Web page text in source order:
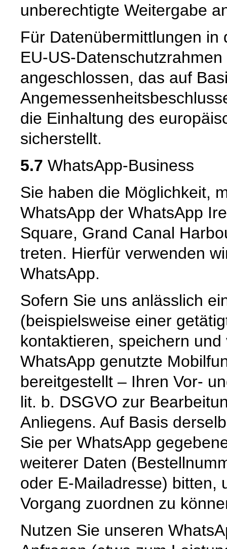
unberechtigte Weitergabe
Für Datenübermittlungen in
EU-US-
angeschlossen, das auf
die Einhaltung des
sicherstellt.
5.7 WhatsApp-Business
Sie haben die Möglichkeit,
WhatsApp der WhatsApp
Square, Grand Canal
treten. Hierfür verwenden
WhatsApp.
Sofern Sie uns anlässlich
(beispielsweise einer
kontaktieren, speichern
WhatsApp genutzte
bereitgestellt – Ihren Vor-
lit. b. DSGVO zur
Anliegens. Auf Basis
Sie per WhatsApp
weiterer Daten
oder E-Mailadresse) bitten,
Vorgang zuordnen zu
Nutzen Sie unseren